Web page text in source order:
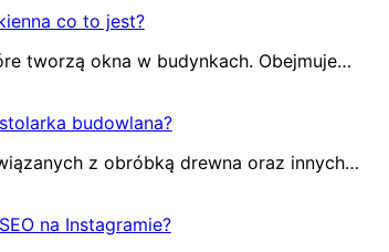
co to jest?
tworzą okna w budynkach. Obejmuje…
budowlana?
z obróbką drewna oraz innych…
na Instagramie?